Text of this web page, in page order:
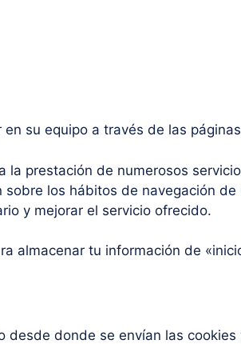
su equipo a través de las
la prestación de numerosos
los hábitos de navegación
y mejorar el servicio ofrecido.
almacenar tu información de
desde donde se envían las